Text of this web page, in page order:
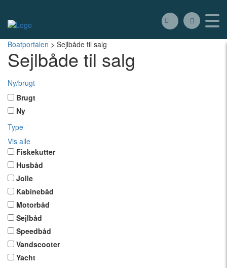
Boatportalen > Sejlbåde til salg
Sejlbåde til salg
Ny/brugt
Brugt
Ny
Type
Vis alle
Fiskekutter
Husbåd
Jolle
Kabinebåd
Motorbåd
Sejlbåd
Speedbåd
Vandscooter
Yacht